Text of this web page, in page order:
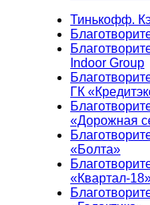
Тинькофф.
Indoor Group
ГК
«Дорожная
«Болта»
«Квартал-